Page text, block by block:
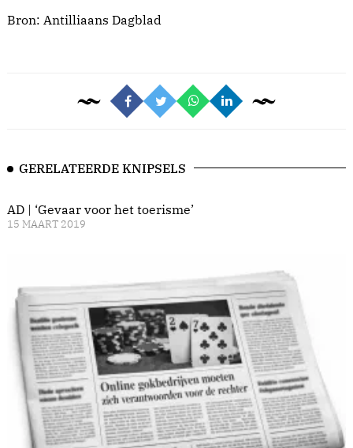
Bron: Antilliaans Dagblad
GERELATEERDE KNIPSELS
AD | ‘Gevaar voor het toerisme’
15 MAART 2019